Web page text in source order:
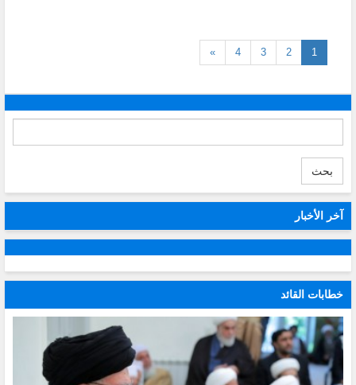
1
(current)
2
3
4
»
بحث
آخر الأخبار
خطابات القائد